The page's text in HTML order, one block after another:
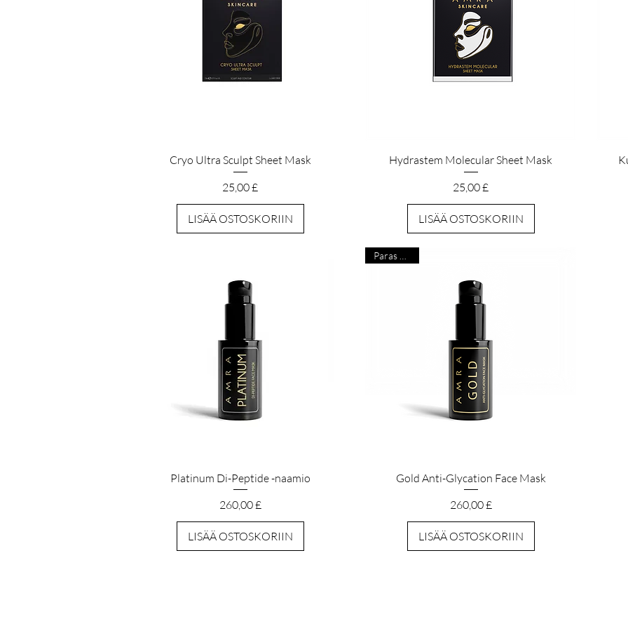
Pikakatselu
Cryo Ultra Sculpt Sheet Mask
Hinta
25,00 £
LISÄÄ OSTOSKORIIN
Pikakatselu
Hydrastem Molecular Sheet Mask
Hinta
25,00 £
LISÄÄ OSTOSKORIIN
Pikakatselu
Platinum Di-Peptide -naamio
Hinta
260,00 £
LISÄÄ OSTOSKORIIN
Pikakatselu
Gold Anti-Glycation Face Mask
Hinta
260,00 £
LISÄÄ OSTOSKORIIN